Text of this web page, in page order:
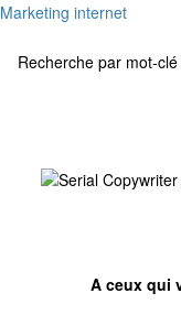
Marketing internet
Recherche par mot-
A ceux qui